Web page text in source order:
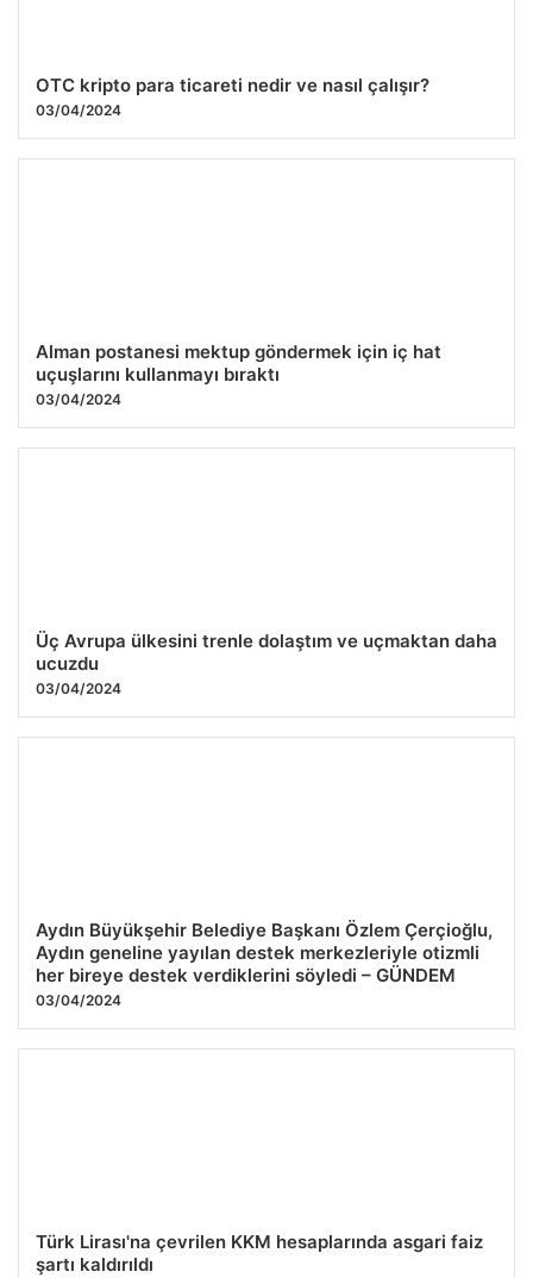
OTC kripto para ticareti nedir ve nasıl çalışır?
03/04/2024
Alman postanesi mektup göndermek için iç hat
uçuşlarını kullanmayı bıraktı
03/04/2024
Üç Avrupa ülkesini trenle dolaştım ve uçmaktan daha
ucuzdu
03/04/2024
Aydın Büyükşehir Belediye Başkanı Özlem Çerçioğlu,
Aydın geneline yayılan destek merkezleriyle otizmli
her bireye destek verdiklerini söyledi – GÜNDEM
03/04/2024
Türk Lirası'na çevrilen KKM hesaplarında asgari faiz
şartı kaldırıldı